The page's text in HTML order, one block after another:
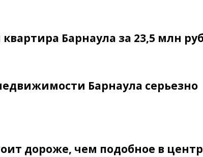
Барнаула за 23,5 млн
Барнаула серьезно
дороже, чем подобное в